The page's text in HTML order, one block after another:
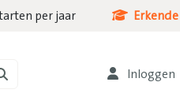
Inloggen
per jaar Erkende